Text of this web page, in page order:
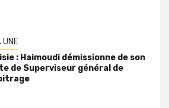
UNE
: Haimoudi démissionne de son
de Superviseur général de